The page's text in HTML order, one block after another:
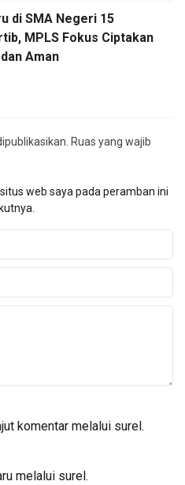
di SMA Negeri 15
MPLS Fokus Ciptakan
Aman
Ruas yang wajib
web saya pada peramban ini
komentar melalui surel.
melalui surel.